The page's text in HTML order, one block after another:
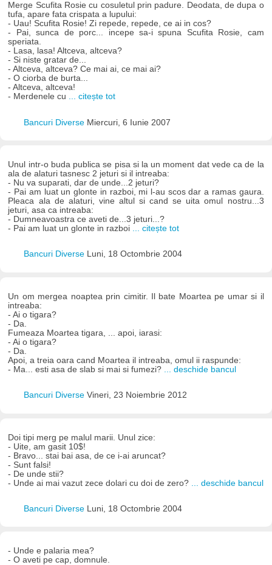
Merge Scufita Rosie cu cosuletul prin padure. Deodata, de dupa o
tufa, apare fata crispata a lupului:
- Uau! Scufita Rosie! Zi repede, repede, ce ai in cos?
- Pai, sunca de porc... incepe sa-i spuna Scufita Rosie, cam
speriata.
- Lasa, lasa! Altceva, altceva?
- Si niste gratar de...
- Altceva, altceva? Ce mai ai, ce mai ai?
- O ciorba de burta...
- Altceva, altceva!
- Merdenele cu ... citește tot
Bancuri Diverse Miercuri, 6 Iunie 2007
Unul intr-o buda publica se pisa si la un moment dat vede ca de la
ala de alaturi tasnesc 2 jeturi si il intreaba:
- Nu va suparati, dar de unde...2 jeturi?
- Pai am luat un glonte in razboi, mi l-au scos dar a ramas gaura.
Pleaca ala de alaturi, vine altul si cand se uita omul nostru...3
jeturi, asa ca intreaba:
- Dumneavoastra ce aveti de...3 jeturi...?
- Pai am luat un glonte in razboi ... citește tot
Bancuri Diverse Luni, 18 Octombrie 2004
Un om mergea noaptea prin cimitir. Il bate Moartea pe umar si il
intreaba:
- Ai o tigara?
- Da.
Fumeaza Moartea tigara, ... apoi, iarasi:
- Ai o tigara?
- Da.
Apoi, a treia oara cand Moartea il intreaba, omul ii raspunde:
- Ma... esti asa de slab si mai si fumezi?
... deschide bancul
Bancuri Diverse Vineri, 23 Noiembrie 2012
Doi tipi merg pe malul marii. Unul zice:
- Uite, am gasit 10$!
- Bravo... stai bai asa, de ce i-ai aruncat?
- Sunt falsi!
- De unde stii?
- Unde ai mai vazut zece dolari cu doi de zero?
... deschide bancul
Bancuri Diverse Luni, 18 Octombrie 2004
- Unde e palaria mea?
- O aveti pe cap, domnule.